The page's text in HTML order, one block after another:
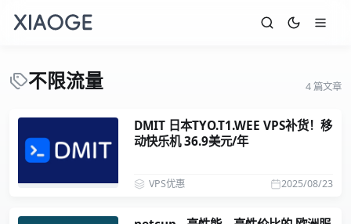
不限流量 4 篇文章
DMIT 日本TYO.T1.WEE VPS补货！移
动快乐机 36.9美元/年
2025/08/23
VPS优惠